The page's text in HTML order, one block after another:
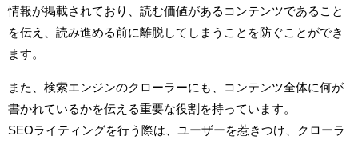
情報が掲載されており、読む価値があるコンテンツであること
を伝え、読み進める前に離脱してしまうことを防ぐことができ
ます。
また、検索エンジンのクローラーにも、コンテンツ全体に何が
書かれているかを伝える重要な役割を持っています。
SEOライティングを行う際は、ユーザーを惹きつけ、クローラ